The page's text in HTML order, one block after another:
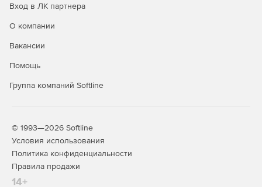
Расширенное профилирование с возможностью
платформы.
Анализ имитации кеша для векторизации для L1, L2,
Adapter для высокоскоростной связи для приложений
Полная поддержка C ++ 2017 с начальной поддержкой
C ++ 20.
Вход в ЛК партнера
О компании
Вакансии
Помощь
Группа компаний Softline
© 1993—2026 Softline
Условия использования
Политика конфиденциальности
Правила продажи
14+